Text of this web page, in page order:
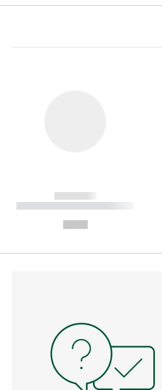
------------
----------- ----------- ----------